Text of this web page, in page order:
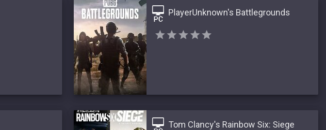
PlayerUnknown's Battlegrounds
Tom Clancy's Rainbow Six: Siege